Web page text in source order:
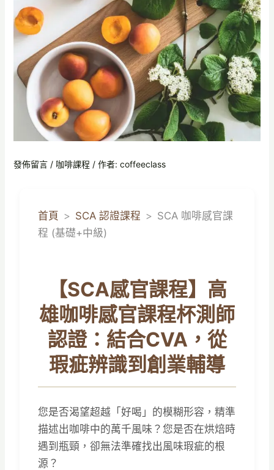
發佈留言 / 咖啡課程 / 作者: coffeeclass
首頁 SCA 認證課程
SCA 咖啡感官課
程 (基礎+中級)
【SCA感官課程】高
雄咖啡感官課程杯測師
認證：結合CVA，從
瑕疵辨識到創業輔導
您是否渴望超越「好喝」的模糊形容，精準
描述出咖啡中的萬千風味？您是否在烘焙時
遇到瓶頸，卻無法準確找出風味瑕疵的根
源？